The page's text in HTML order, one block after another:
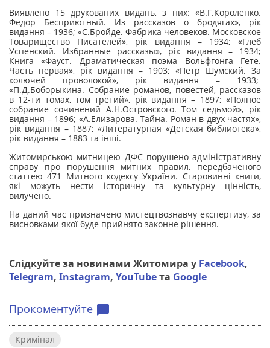
Виявлено 15 друкованих видань, з них: «В.Г.Короленко.
Федор Бесприютный. Из рассказов о бродягах», рік
видання – 1936; «С.Бройде. Фабрика человеков. Московское
Товарищество Писателей», рік видання – 1934; «Глеб
Успенский. Избранные рассказы», рік видання – 1934;
Книга «Фауст. Драматическая поэма Вольфгонга Гете.
Часть первая», рік видання – 1903; «Петр Шумский. За
колючей проволокой», рік видання – 1933;
«П.Д.Боборыкина. Собрание романов, повестей, рассказов
в 12-ти томах, том третий», рік видання – 1897; «Полное
собрание сочинений А.Н.Островского. Том седьмой», рік
видання – 1896; «А.Елизарова. Тайна. Роман в двух частях»,
рік видання – 1887; «Литературная «Детская библиотека»,
рік видання – 1883 та інші.
Житомирською митницею ДФС порушено адміністративну
справу про порушення митних правил, передбаченого
статтею 471 Митного кодексу України. Старовинні книги,
які можуть нести історичну та культурну цінність,
вилучено.
На даний час призначено мистецтвознавчу експертизу, за
висновками якої буде прийнято законне рішення.
Слідкуйте за новинами Житомира у Facebook,
Telegram, Instagram, YouTubeта Google
Прокоментуйте chat_bubble
Кримінал